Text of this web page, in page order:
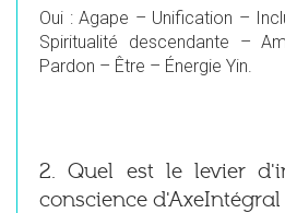
Oui : Agape – Unification –
Spiritualité descendante –
Pardon – Être – Énergie Yin.
2. Quel est le levier
conscience d'AxeIntégral